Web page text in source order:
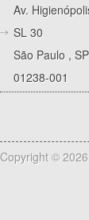
Av.
SL 30
São Paulo , SP
01238-001
Copyright ©